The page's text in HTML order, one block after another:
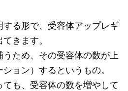
する形で、受容体アップレギ
きます。
ため、その受容体の数が上
ョン）するというもの。
も、受容体の数を増やして